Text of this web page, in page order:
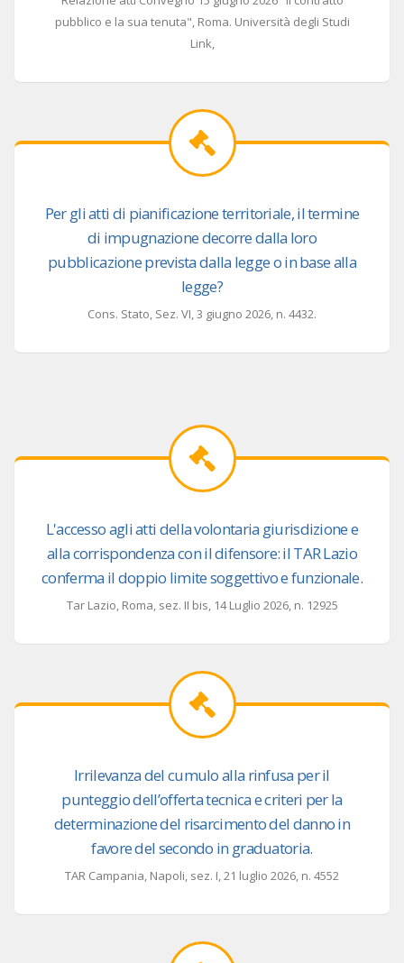
pubblico e la sua tenuta", Roma. Università degli Studi
Link,
Per gli atti di pianificazione territoriale, il termine
di impugnazione decorre dalla loro
pubblicazione prevista dalla legge o in base alla
legge?
Cons. Stato, Sez. VI, 3 giugno 2026, n. 4432.
L'accesso agli atti della volontaria giurisdizione e
alla corrispondenza con il difensore: il TAR Lazio
conferma il doppio limite soggettivo e funzionale.
Tar Lazio, Roma, sez. II bis, 14 Luglio 2026, n. 12925
Irrilevanza del cumulo alla rinfusa per il
punteggio dell’offerta tecnica e criteri per la
determinazione del risarcimento del danno in
favore del secondo in graduatoria.
TAR Campania, Napoli, sez. I, 21 luglio 2026, n. 4552